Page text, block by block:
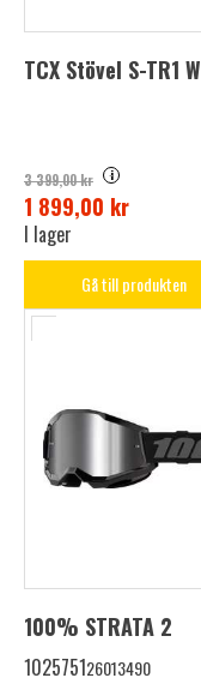
TCX Stövel S-TR1
3 399,00 kr i
1 899,00 kr
I lager
Gå till produkten
100% STRATA 2
102575126013490